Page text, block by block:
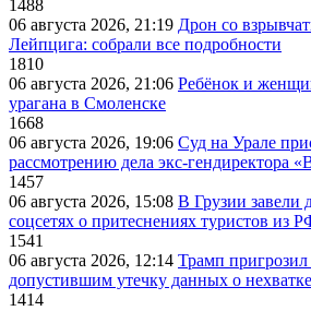
1488
06 августа 2026, 21:19 Дрон со
Лейпцига: собрали все подробности
1810
06 августа 2026, 21:06 Ребёнок и
урагана в Смоленске
1668
06 августа 2026, 19:06 Суд на Урале
рассмотрению дела экс-
1457
06 августа 2026, 15:08 В Грузии завели
соцсетях о притеснениях туристов из
1541
06 августа 2026, 12:14 Трамп
допустившим утечку данных о
1414